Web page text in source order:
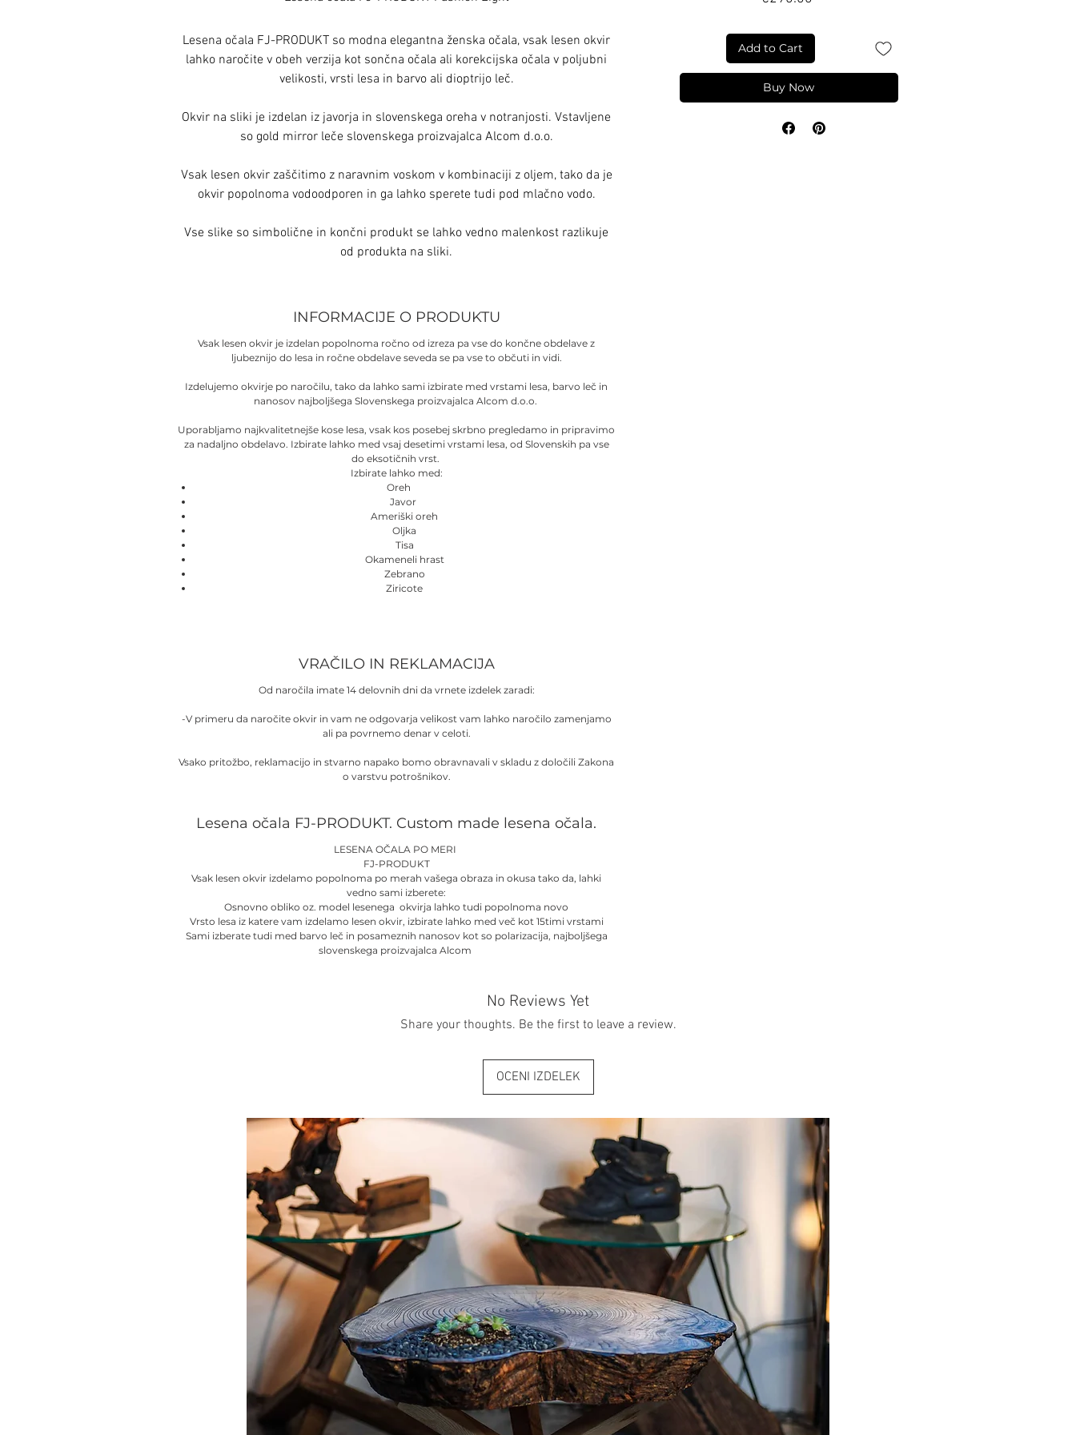
Lesena očala FJ-PRODUKT so modna elegantna ženska očala, vsak lesen okvir
lahko naročite v obeh verzija kot sončna očala ali korekcijska očala v poljubni
velikosti, vrsti lesa in barvo ali dioptrijo leč.
Okvir na sliki je izdelan iz javorja in slovenskega oreha v notranjosti. Vstavljene
so gold mirror leče slovenskega proizvajalca Alcom d.o.o.
Vsak lesen okvir zaščitimo z naravnim voskom v kombinaciji z oljem, tako da je
okvir popolnoma vodoodporen in ga lahko sperete tudi pod mlačno vodo.
Vse slike so simbolične in končni produkt se lahko vedno malenkost razlikuje
od produkta na sliki.
INFORMACIJE O PRODUKTU
Vsak lesen okvir je izdelan popolnoma ročno od izreza pa vse do končne obdelave z
ljubeznijo do lesa in ročne obdelave seveda se pa vse to občuti in vidi.
Izdelujemo okvirje po naročilu, tako da lahko sami izbirate med vrstami lesa, barvo leč in
nanosov najboljšega Slovenskega proizvajalca Alcom d.o.o.
Uporabljamo najkvalitetnejše kose lesa, vsak kos posebej skrbno pregledamo in pripravimo
za nadaljno obdelavo. Izbirate lahko med vsaj desetimi vrstami lesa, od Slovenskih pa vse
do eksotičnih vrst.
Izbirate lahko med:
Oreh
Javor
Ameriški oreh
Oljka
Tisa
Okameneli hrast
Zebrano
Ziricote
VRAČILO IN REKLAMACIJA
Od naročila imate 14 delovnih dni da vrnete izdelek zaradi:
-V primeru da naročite okvir in vam ne odgovarja velikost vam lahko naročilo zamenjamo
ali pa povrnemo denar v celoti.
Vsako pritožbo, reklamacijo in stvarno napako bomo obravnavali v skladu z določili Zakona
o varstvu potrošnikov.
Lesena očala FJ-PRODUKT. Custom made lesena očala.
LESENA OČALA PO MERI
FJ-PRODUKT
Vsak lesen okvir izdelamo popolnoma po merah vašega obraza in okusa tako da, lahki
vedno sami izberete:
Osnovno obliko oz. model lesenega okvirja lahko tudi popolnoma novo
Vrsto lesa iz katere vam izdelamo lesen okvir, izbirate lahko med več kot 15timi vrstami
Sami izberate tudi med barvo leč in posameznih nanosov kot so polarizacija, najboljšega
slovenskega proizvajalca Alcom
Add to Cart
Buy Now
No Reviews Yet
Share your thoughts. Be the first to leave a review.
OCENI IZDELEK